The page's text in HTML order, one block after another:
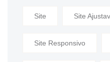
Site Site
Site Responsivo